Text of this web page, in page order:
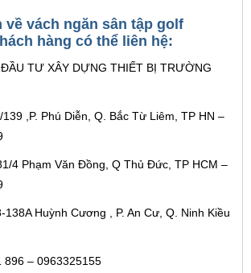
về vách ngăn sân tập golf
hàng có thể liên hệ:
TƯ XÂY DỰNG THIẾT BỊ TRƯỜNG
,P. Phú Diễn, Q. Bắc Từ Liêm, TP HN –
4 Phạm Văn Đồng, Q Thủ Đức, TP HCM –
138A Huỳnh Cương , P. An Cư, Q. Ninh Kiều
896 – 0963325155